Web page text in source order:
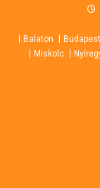
contentBalaton Budapest
Miskolc